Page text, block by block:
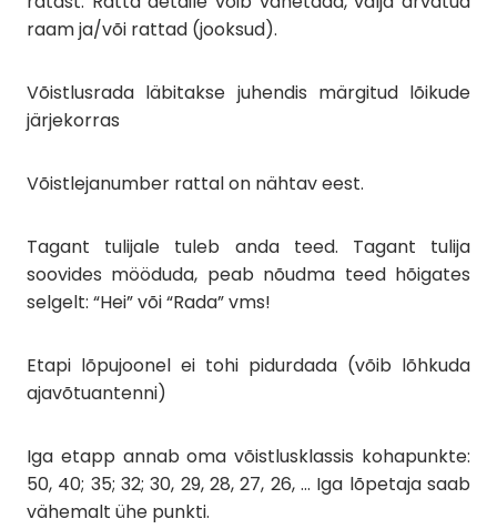
raam ja/või rattad (jooksud).
Võistlusrada läbitakse juhendis märgitud lõikude
järjekorras
Võistlejanumber rattal on nähtav eest.
Tagant tulijale tuleb anda teed. Tagant tulija
soovides mööduda, peab nõudma teed hõigates
selgelt: “Hei” või “Rada” vms!
Etapi lõpujoonel ei tohi pidurdada (võib lõhkuda
ajavõtuantenni)
Iga etapp annab oma võistlusklassis kohapunkte:
50, 40; 35; 32; 30, 29, 28, 27, 26, … Iga lõpetaja saab
vähemalt ühe punkti.